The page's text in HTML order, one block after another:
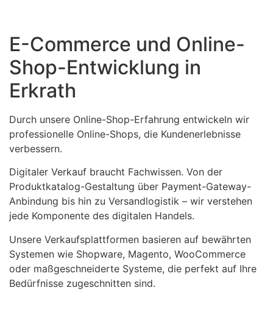
E-Commerce und Online-
Shop-Entwicklung in
Erkrath
Durch unsere Online-Shop-Erfahrung entwickeln wir
professionelle Online-Shops, die Kundenerlebnisse
verbessern.
Digitaler Verkauf braucht Fachwissen. Von der
Produktkatalog-Gestaltung über Payment-Gateway-
Anbindung bis hin zu Versandlogistik – wir verstehen
jede Komponente des digitalen Handels.
Unsere Verkaufsplattformen basieren auf bewährten
Systemen wie Shopware, Magento, WooCommerce
oder maßgeschneiderte Systeme, die perfekt auf Ihre
Bedürfnisse zugeschnitten sind.